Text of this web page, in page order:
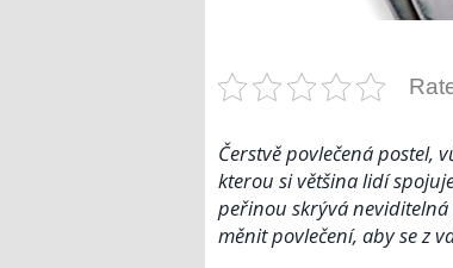
Čerstvě povlečená postel,
kterou si většina lidí
peřinou skrývá neviditelná
měnit povlečení, aby se z